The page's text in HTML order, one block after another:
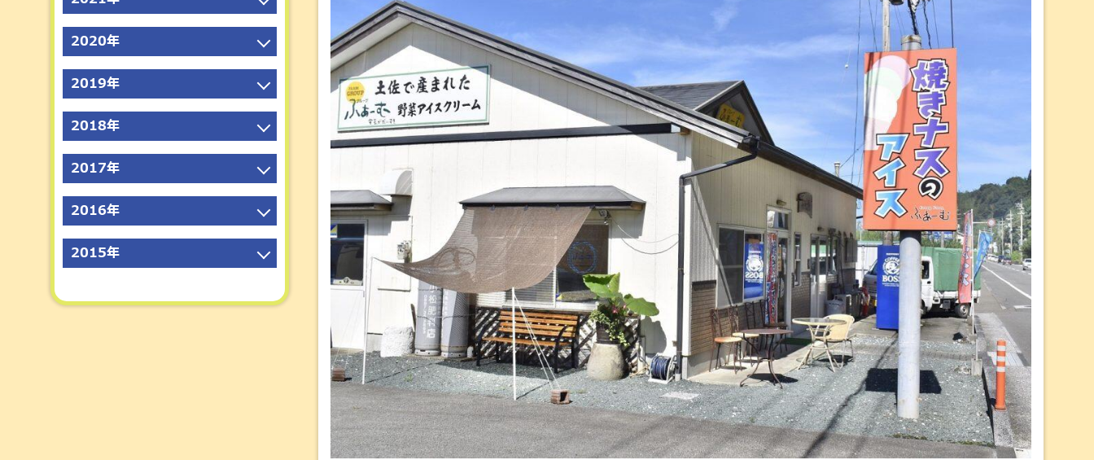
2025年6月
2025年5月
2025年4月
2025年3月
2025年2月
2025年1月
2024年8月
2024年7月
2024年6月
2024年5月
2024年4月
2024年3月
2024年2月
2024年1月
2023年9月
2023年8月
2023年7月
2023年6月
2023年5月
2023年4月
2023年3月
2023年2月
2023年1月
2022年11月
2022年10月
2022年9月
2022年8月
2022年7月
2022年6月
2022年5月
2022年4月
2022年3月
2022年2月
2022年1月
2021年12月
2021年11月
2021年10月
2021年9月
2021年8月
2021年7月
2021年6月
2021年5月
2021年4月
2021年3月
2020年
2020年12月
2020年11月
2020年10月
2020年9月
2020年8月
2020年7月
2020年6月
2020年5月
2020年3月
2019年
2019年12月
2019年11月
2019年10月
2019年9月
2019年8月
2019年7月
2019年6月
2018年
2018年12月
2018年11月
2018年10月
2018年9月
2018年8月
2018年6月
2017年
2017年12月
2017年11月
2017年10月
2017年9月
2017年8月
2016年
2016年12月
2016年11月
2015年
2015年11月